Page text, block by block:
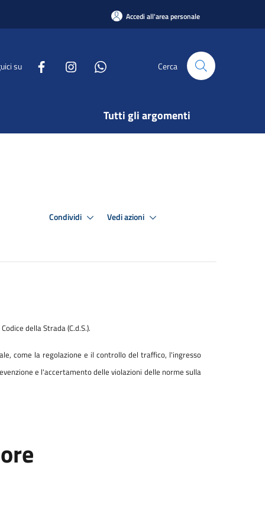
Accedi all'area personale
su Cerca
Tutti gli argomenti
Condividi Vedi azioni
della Strada (C.d.S.).
come la regolazione e il controllo del traffico, l'ingresso
e l'accertamento delle violazioni delle norme sulla